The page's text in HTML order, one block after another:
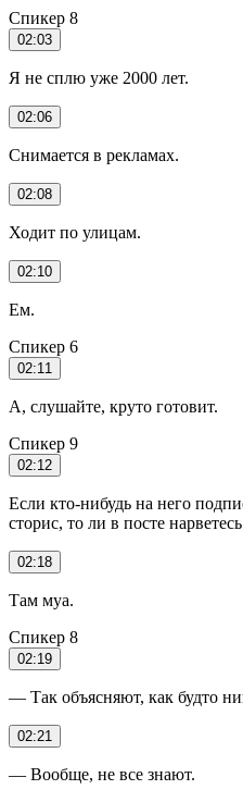
Спикер 8
02:03
Я не сплю уже 2000 лет.
02:06
Снимается в рекламах.
02:08
Ходит по улицам.
02:10
Ем.
Спикер 6
02:11
А, слушайте, круто готовит.
Спикер 9
02:12
Если кто-нибудь на него
сторис, то ли в посте
02:18
Там муа.
Спикер 8
02:19
— Так объясняют, как будто
02:21
— Вообще, не все знают.